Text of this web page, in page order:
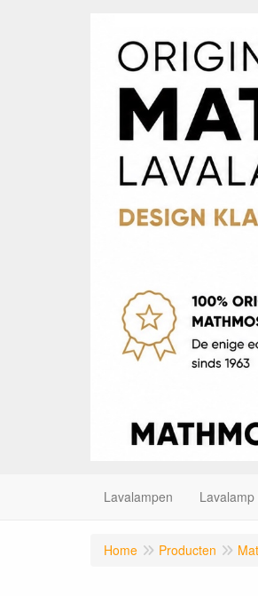
Lavalampen
Home Producten